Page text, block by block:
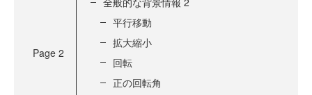
Page 2
平行移動
拡大縮小
回転
正の回転角